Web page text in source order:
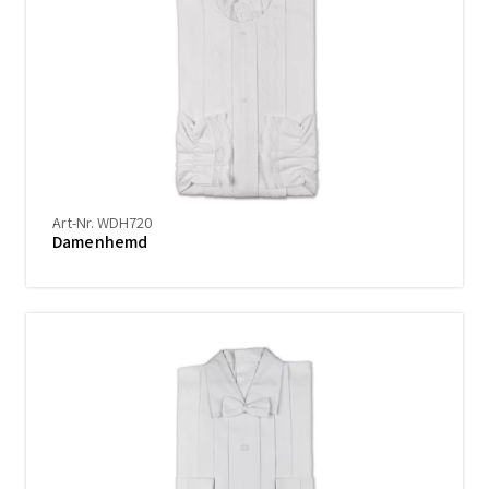
Art-Nr. WDH720
Damenhemd